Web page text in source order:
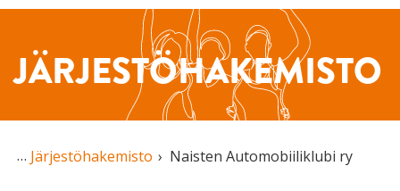
JÄRJESTÖHAKEMISTO
Järjestöhakemisto Naisten Automobiiliklubi ry